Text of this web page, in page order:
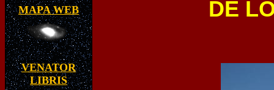
MAPA WEB
VENATOR
LIBRIS
DE